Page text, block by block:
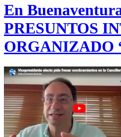
En
PRESUNTOS
ORGANIZADO